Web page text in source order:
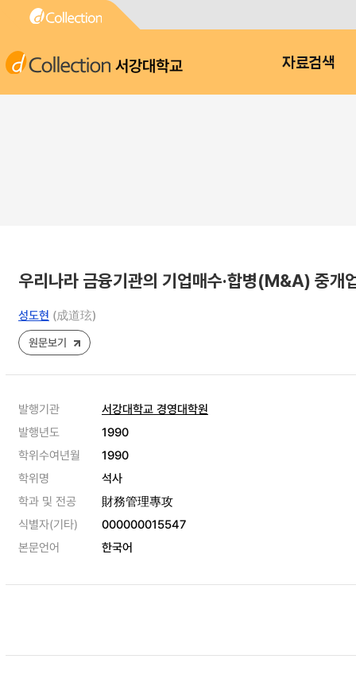
서강대학교 자료검색
우리나라 금융기관의 기업매수·합병(M&A) 중개
성도현 (成道玹)
원문보기
발행기관
서강대학교 경영대학원
발행년도
1990
학위수여년월
1990
학위명
석사
학과 및 전공
財務管理專攻
식별자(기타)
000000015547
본문언어
한국어